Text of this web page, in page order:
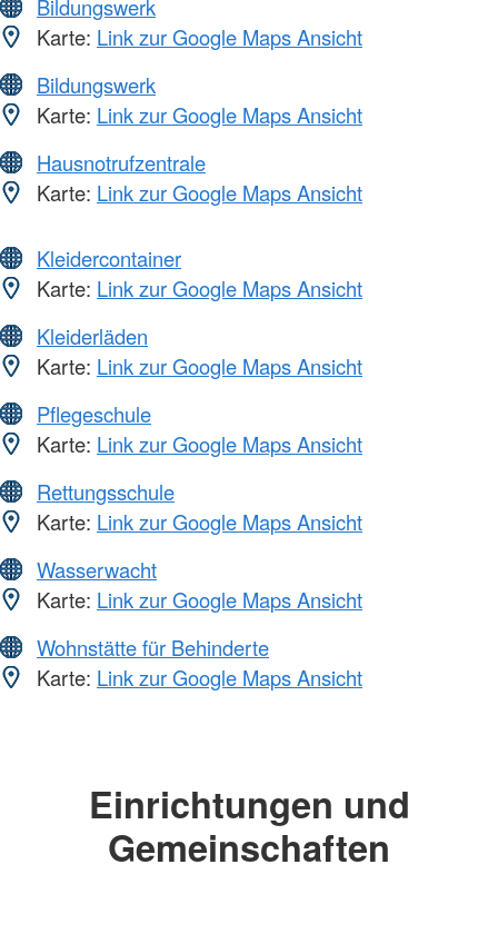
Bildungswerk
Karte: Link zur Google Maps Ansicht
Bildungswerk
Karte: Link zur Google Maps Ansicht
Hausnotrufzentrale
Karte: Link zur Google Maps Ansicht
Kleidercontainer
Karte: Link zur Google Maps Ansicht
Kleiderläden
Karte: Link zur Google Maps Ansicht
Pflegeschule
Karte: Link zur Google Maps Ansicht
Rettungsschule
Karte: Link zur Google Maps Ansicht
Wasserwacht
Karte: Link zur Google Maps Ansicht
Wohnstätte für Behinderte
Karte: Link zur Google Maps Ansicht
Einrichtungen und
Gemeinschaften